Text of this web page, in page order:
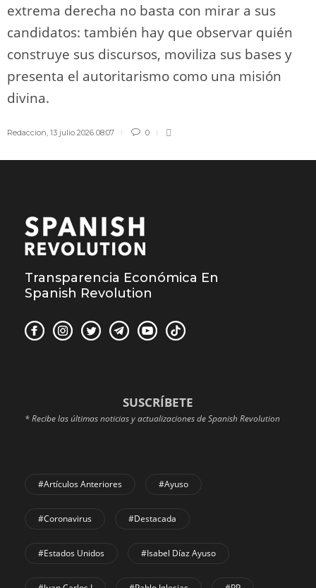
extrema derecha no basta con mirar a sus
candidatos: también hay que observar quién
construye sus discursos, moviliza sus bases y
presenta el autoritarismo como una misión
divina.
Redaccion 13 julio 2026 08:07 0
Transparencia Económica En
Spanish Revolution
SUSCRÍBETE
* Recibe las últimas noticias y actualizaciones de Spanish Revolution
#Artículos Anteriores #Ayuso
#coronavirus #Destacada
#Estados Unidos #Isabel Díaz Ayuso